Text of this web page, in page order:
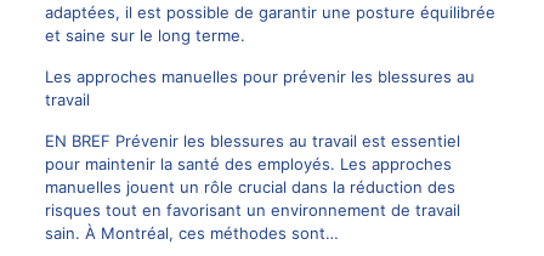
adaptées, il est possible de garantir une posture équilibrée
et saine sur le long terme.
Les approches manuelles pour prévenir les blessures au
travail
EN BREF Prévenir les blessures au travail est essentiel
pour maintenir la santé des employés. Les approches
manuelles jouent un rôle crucial dans la réduction des
risques tout en favorisant un environnement de travail
sain. À Montréal, ces méthodes sont…